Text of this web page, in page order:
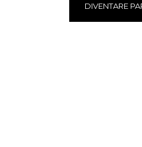
DIVENTARE